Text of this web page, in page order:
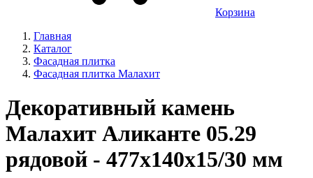
Корзина
Главная
Каталог
Фасадная плитка
Фасадная плитка Малахит
Декоративный камень
Малахит Аликанте 05.29
рядовой - 477х140х15/30 мм